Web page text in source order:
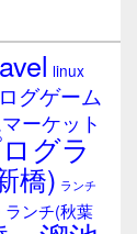
linux
グゲーム
ーケット
グラ
橋) ランチ
ランチ(秋葉